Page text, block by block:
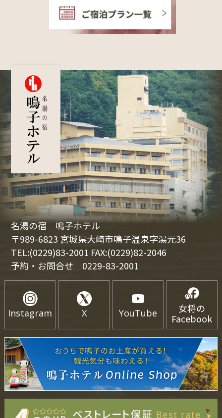
名湯の宿 鳴子ホテル
〒989-6823 宮城県大崎市鳴子温泉字湯元36
TEL:(0229)83-2001 FAX:(0229)82-2046
予約・お問合せ 0229-83-2001
Instagram X YouTube
女将の
Facebook